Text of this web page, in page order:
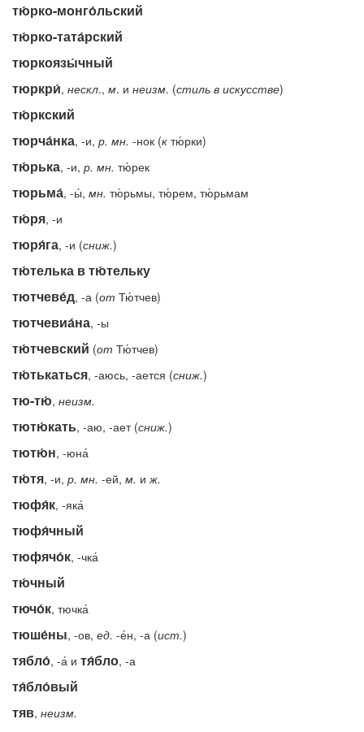
тю́рко-монго́льский
тю́рко-тата́рский
тюркоязы́чный
тюркри́, нескл., м. и неизм. (стиль в искусстве)
тю́ркский
тюрча́нка, -и, р. мн. -нок (к тю́рки)
тю́рька, -и, р. мн. тю́рек
тюрьма́, -ы́, мн. тю́рьмы, тю́рем, тю́рьмам
тю́ря, -и
тюря́га, -и (сниж.)
тю́телька в тю́тельку
тютчеве́д, -а (от Тю́тчев)
тютчевиа́на, -ы
тю́тчевский (от Тю́тчев)
тю́тькаться, -аюсь, -ается (сниж.)
тю-тю́, неизм.
тютю́кать, -аю, -ает (сниж.)
тютю́н, -юна́
тю́тя, -и, р. мн. -ей, м. иж.
тюфя́к, -яка́
тюфя́чный
тюфячо́к, -чка́
тю́чный
тючо́к, тючка́
тюше́ны, -ов, ед. -е́н, -а (ист.)
тябло́, -а́ и тя́бло, -а
тя́бло́вый
тяв, неизм.